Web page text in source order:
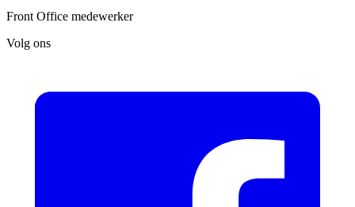
Front Office medewerker
Volg ons